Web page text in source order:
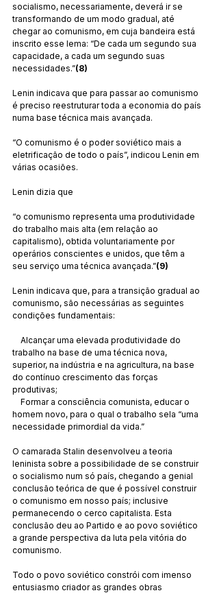
socialismo, necessariamente, deverá ir se
transformando de um modo gradual, até
chegar ao comunismo, em cuja bandeira está
inscrito esse lema: “De cada um segundo sua
capacidade, a cada um segundo suas
necessidades.”(8)
Lenin indicava que para passar ao comunismo
é preciso reestruturar toda a economia do país
numa base técnica mais avançada.
“O comunismo é o poder soviético mais a
eletrificação de todo o país”, indicou Lenin em
várias ocasiões.
Lenin dizia que
“o comunismo representa uma produtividade
do trabalho mais alta (em relação ao
capitalismo), obtida voluntariamente por
operários conscientes e unidos, que têm a
seu serviço uma técnica avançada.”(9)
Lenin indicava que, para a transição gradual ao
comunismo, são necessárias as seguintes
condições fundamentais:
trabalho na base de uma técnica nova,
superior, na indústria e na agricultura, na base
do contínuo crescimento das forças
produtivas;
homem novo, para o qual o trabalho sela “uma
necessidade primordial da vida.”
O camarada Stalin desenvolveu a teoria
leninista sobre a possibilidade de se construir
o socialismo num só país, chegando a genial
conclusão teórica de que é possível construir
o comunismo em nosso país; inclusive
permanecendo o cerco capitalista. Esta
conclusão deu ao Partido e ao povo soviético
a grande perspectiva da luta pela vitória do
comunismo.
Todo o povo soviético constrói com imenso
entusiasmo criador as grandes obras